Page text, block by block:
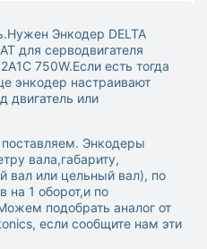
Энкодер DELTA
для серводвигателя
750W.Если есть тогда
энкодер настраивают
двигатель или
Энкодеры
вала,габариту,
вал или цельный вал), по
на 1 оборот,и по
подобрать аналог от
если сообщите нам эти